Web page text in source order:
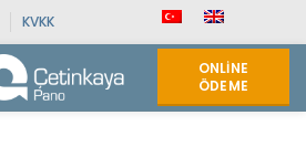
KVKK
ONLINE
ÖDEME